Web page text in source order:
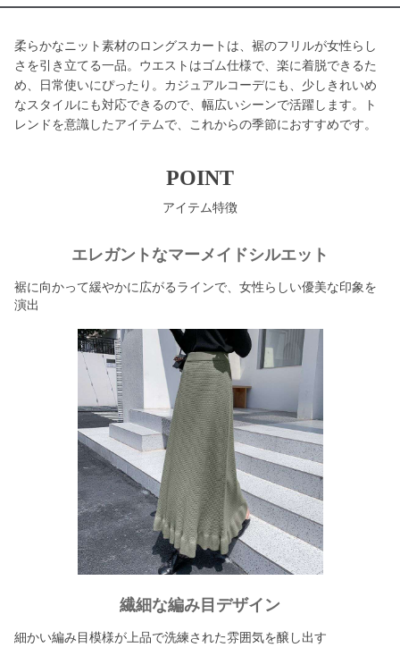
柔らかなニット素材のロングスカートは、裾のフリルが女性らし
さを引き立てる一品。ウエストはゴム仕様で、楽に着脱できるた
め、日常使いにぴったり。カジュアルコーデにも、少しきれいめ
なスタイルにも対応できるので、幅広いシーンで活躍します。ト
レンドを意識したアイテムで、これからの季節におすすめです。
POINT
アイテム特徴
エレガントなマーメイドシルエット
裾に向かって緩やかに広がるラインで、女性らしい優美な印象を
演出
繊細な編み目デザイン
細かい編み目模様が上品で洗練された雰囲気を醸し出す